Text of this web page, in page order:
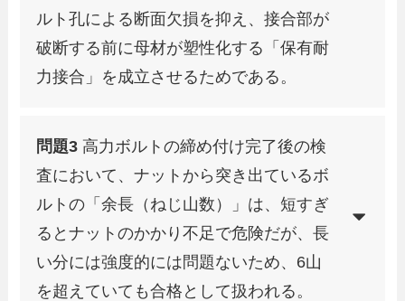
ルト孔による断面欠損を抑え、接合部が
破断する前に母材が塑性化する「保有耐
力接合」を成立させるためである。
問題3 高力ボルトの締め付け完了後の検
査において、ナットから突き出ているボ
ルトの「余長（ねじ山数）」は、短すぎ
るとナットのかかり不足で危険だが、長
い分には強度的には問題ないため、6山
を超えていても合格として扱われる。